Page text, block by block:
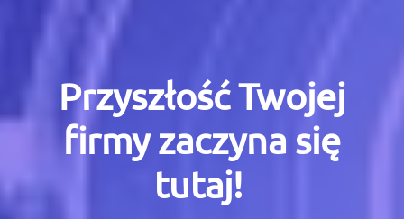
Przyszłość Twojej
firmy zaczyna się
tutaj!